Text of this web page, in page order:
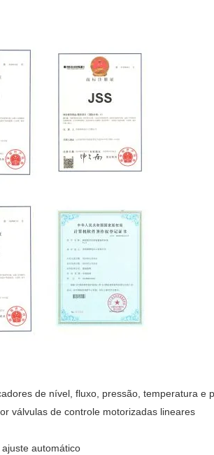
de nível, fluxo, pressão, temperatura e
válvulas de controle motorizadas lineares
automático